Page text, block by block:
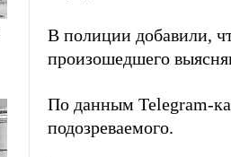
В полиции добавили,
произошедшего
По данным Telegram-
подозреваемого.